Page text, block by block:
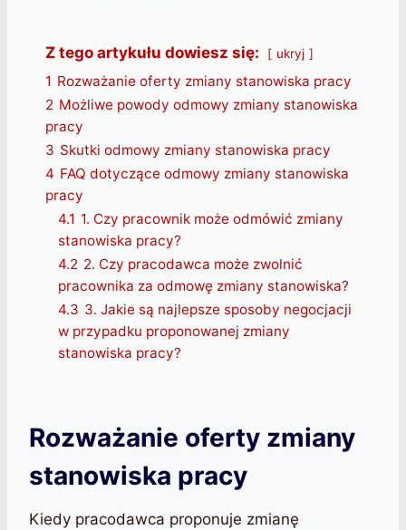
Z tego artykułu dowiesz się: ukryj
1 Rozważanie oferty zmiany stanowiska pracy
2 Możliwe powody odmowy zmiany stanowiska
pracy
3 Skutki odmowy zmiany stanowiska pracy
4 FAQ dotyczące odmowy zmiany stanowiska
pracy
4.1 1. Czy pracownik może odmówić zmiany
stanowiska pracy?
4.2 2. Czy pracodawca może zwolnić
pracownika za odmowę zmiany stanowiska?
4.3 3. Jakie są najlepsze sposoby negocjacji
w przypadku proponowanej zmiany
stanowiska pracy?
Rozważanie oferty zmiany
stanowiska pracy
Kiedy pracodawca proponuje zmianę